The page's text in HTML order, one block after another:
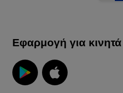
Εφαρμογή για κινητά